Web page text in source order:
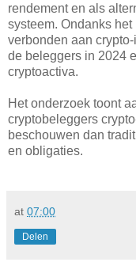
rendement en als
systeem. Ondanks
verbonden aan
de beleggers in 2024
cryptoactiva.
Het onderzoek toont
cryptobeleggers
beschouwen dan
en obligaties.
at 07:00
Delen